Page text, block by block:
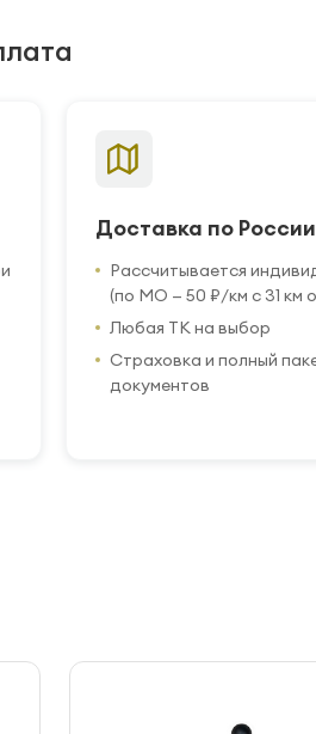
Доставка по России
Рассчитывается
(по МО — 50 ₽/км с 31 км
Любая ТК на выбор
Страховка и полный
документов